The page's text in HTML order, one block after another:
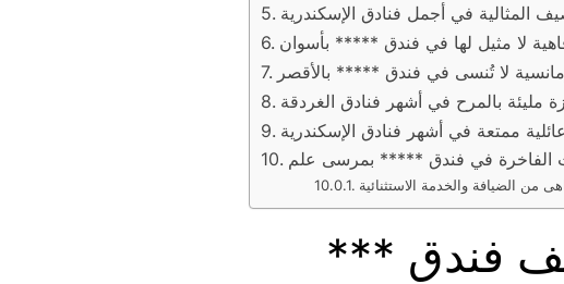
لا مثيل لها في فندق ***** بأسوان
لا تُنسى في فندق ***** بالأقصر
الفاخرة في فندق ***** بمرسى علم
فندق ***